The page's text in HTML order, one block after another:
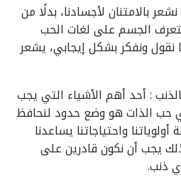
بالامتنان لأجسادنا، بدلًا من
الجسم على لغات الحب
نقول ونفكر بشكل إيجابي، يشعر
: أحد أهم الأشياء التي يجب
حب الذات هو وضع حدود لنحافظ
واحتياجاتنا يساعدنا
يجب أن نكون قادرين على
ذنب.